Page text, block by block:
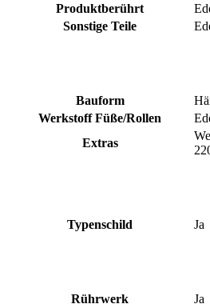
Produktberührt
Sonstige Teile
Bauform
Werkstoff Füße/Rollen
Extras
Typenschild Ja
Rührwerk
Ja